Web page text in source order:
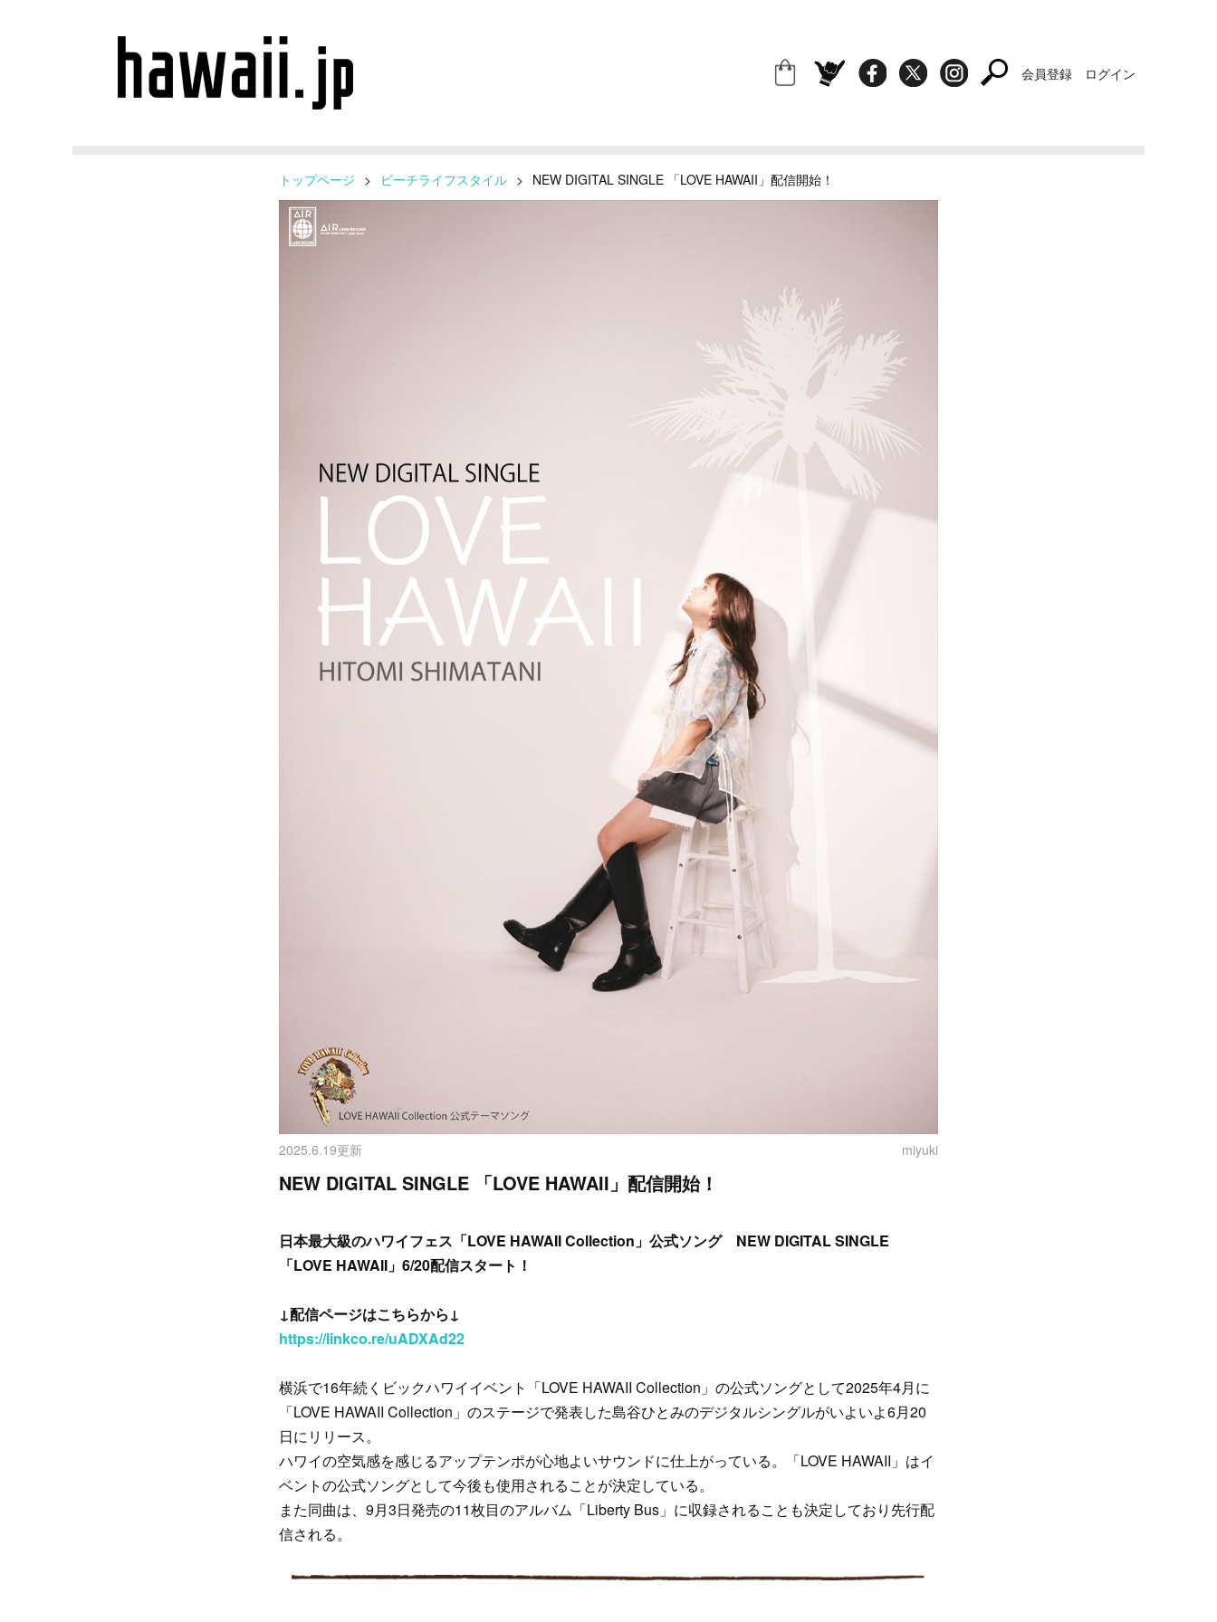
会員登録 ログイン
トップページ > ビーチライフスタイル > NEW DIGITAL SINGLE 「LOVE HAWAII」配信開始！
2025.6.19更新 miyuki
NEW DIGITAL SINGLE 「LOVE HAWAII」配信開始！
日本最大級のハワイフェス「LOVE HAWAII Collection」公式ソング NEW DIGITAL SINGLE
「LOVE HAWAII」6/20配信スタート！
↓配信ページはこちらから↓
https://linkco.re/uADXAd22
横浜で16年続くビックハワイイベント「LOVE HAWAII Collection」の公式ソングとして2025年4月に
「LOVE HAWAII Collection」のステージで発表した島谷ひとみのデジタルシングルがいよいよ6月20
日にリリース。
ハワイの空気感を感じるアップテンポが心地よいサウンドに仕上がっている。「LOVE HAWAII」はイ
ベントの公式ソングとして今後も使用されることが決定している。
また同曲は、9月3日発売の11枚目のアルバム「Liberty Bus」に収録されることも決定しており先行配
信される。